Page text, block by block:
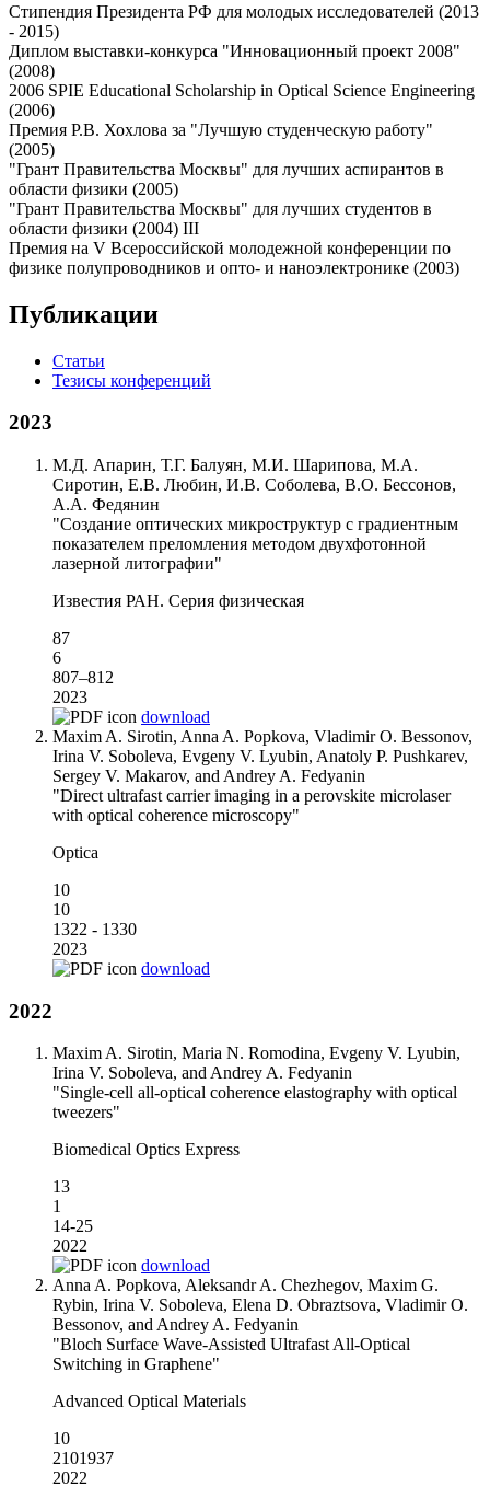
Стипендия Президента РФ для молодых исследователей (2013
- 2015)
Диплом выставки-конкурса "Инновационный проект 2008"
(2008)
2006 SPIE Educational Scholarship in Optical Science Engineering
(2006)
Премия Р.В. Хохлова за "Лучшую студенческую работу"
(2005)
"Грант Правительства Москвы" для лучших аспирантов в
области физики (2005)
"Грант Правительства Москвы" для лучших студентов в
области физики (2004) III
Премия на V Всероссийской молодежной конференции по
физике полупроводников и опто- и наноэлектронике (2003)
Публикации
Статьи
Тезисы конференций
2023
М.Д. Апарин, Т.Г. Балуян, М.И. Шарипова, М.А.
Сиротин, Е.В. Любин, И.В. Соболева, В.О. Бессонов,
А.А. Федянин
"Создание оптических микроструктур с градиентным
показателем преломления методом двухфотонной
лазерной литографии"
Известия РАН. Серия физическая
87
6
807–812
2023
download
Maxim A. Sirotin, Anna A. Popkova, Vladimir O. Bessonov,
Irina V. Soboleva, Evgeny V. Lyubin, Anatoly P. Pushkarev,
Sergey V. Makarov, and Andrey A. Fedyanin
"Direct ultrafast carrier imaging in a perovskite microlaser
with optical coherence microscopy"
Optica
10
10
1322 - 1330
2023
download
2022
Maxim A. Sirotin, Maria N. Romodina, Evgeny V. Lyubin,
Irina V. Soboleva, and Andrey A. Fedyanin
"Single-cell all-optical coherence elastography with optical
tweezers"
Biomedical Optics Express
13
1
14-25
2022
download
Anna A. Popkova, Aleksandr A. Chezhegov, Maxim G.
Rybin, Irina V. Soboleva, Elena D. Obraztsova, Vladimir O.
Bessonov, and Andrey A. Fedyanin
"Bloch Surface Wave-Assisted Ultrafast All-Optical
Switching in Graphene"
Advanced Optical Materials
10
2101937
2022